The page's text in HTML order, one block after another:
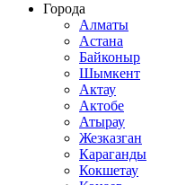
Города
Алматы
Астана
Байконыр
Шымкент
Актау
Актобе
Атырау
Жезказган
Караганды
Кокшетау